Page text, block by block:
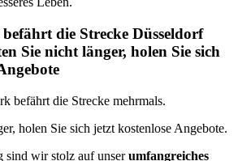
die Strecke Düsseldorf
Sie nicht länger, holen Sie sich
befährt die Strecke mehrmals.
holen Sie sich jetzt kostenlose Angebote.
sind wir stolz auf unserumfangreiches